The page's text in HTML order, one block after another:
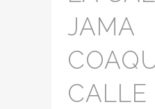
JAMA
CALLE